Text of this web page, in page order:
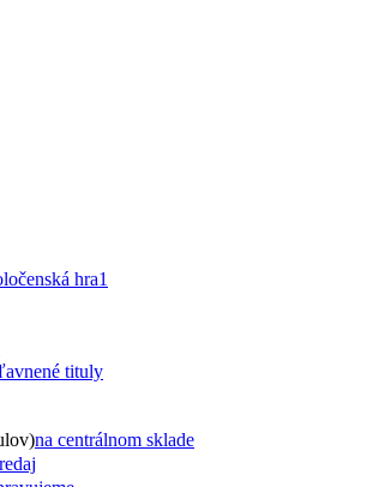
hra1
tituly
na centrálnom sklade